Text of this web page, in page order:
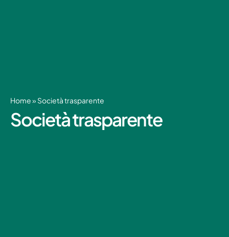
Home» Società trasparente
Società trasparente